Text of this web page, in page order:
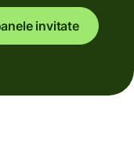
invitate